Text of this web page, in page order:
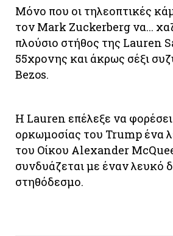
Μόνο που οι τηλεοπτικές
τον Mark Zuckerberg να...
πλούσιο στήθος της Lauren
55χρονης και άκρως σέξι
Bezos.
H Lauren επέλεξε να
ορκωμοσίας του Trump ένα
του Οίκου Alexander
συνδυάζεται με έναν λευκό
στηθόδεσμο.